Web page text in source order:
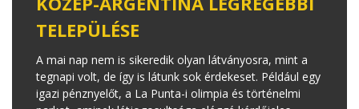
TELEPÜLÉSE
A mai nap nem is sikeredik olyan látványosra, mint a
tegnapi volt, de így is látunk sok érdekeset. Például egy
igazi pénznyelőt, a La Punta-i olimpia és történelmi